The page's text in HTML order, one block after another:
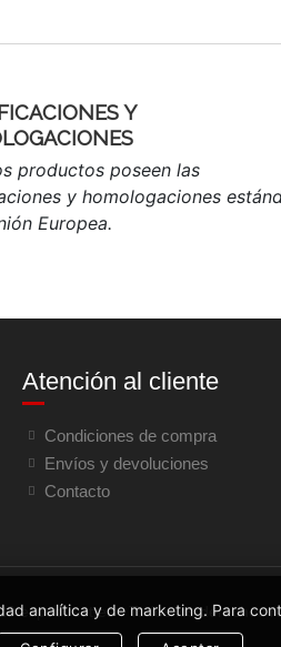
Y
productos poseen las
y homologaciones
Europea.
Atención al cliente
Condiciones de compra
Envíos y devoluciones
Contacto
expodirect.es - Todos los derechos
analítica y de marketing. Para